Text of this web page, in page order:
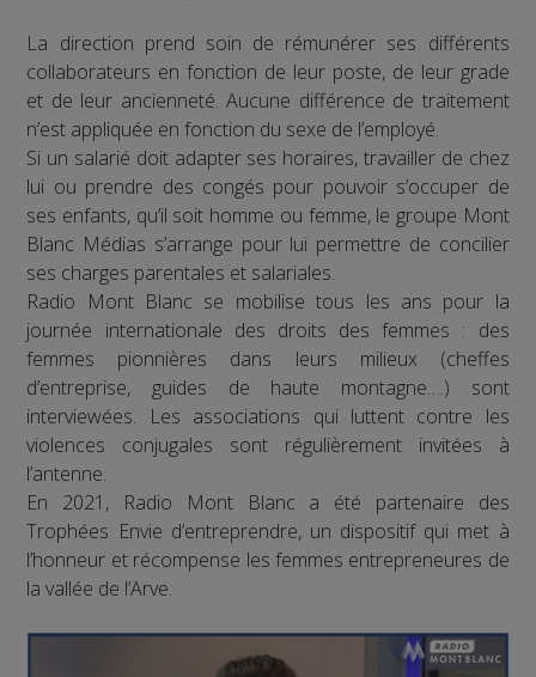
La direction prend soin de rémunérer ses différents
collaborateurs en fonction de leur poste, de leur grade
et de leur ancienneté. Aucune différence de traitement
n’est appliquée en fonction du sexe de l’employé.
Si un salarié doit adapter ses horaires, travailler de chez
lui ou prendre des congés pour pouvoir s’occuper de
ses enfants, qu’il soit homme ou femme, le groupe Mont
Blanc Médias s’arrange pour lui permettre de concilier
ses charges parentales et salariales.
Radio Mont Blanc se mobilise tous les ans pour la
journée internationale des droits des femmes : des
femmes pionnières dans leurs milieux (cheffes
d’entreprise, guides de haute montagne….) sont
interviewées. Les associations qui luttent contre les
violences conjugales sont régulièrement invitées à
l’antenne.
En 2021, Radio Mont Blanc a été partenaire des
Trophées Envie d’entreprendre, un dispositif qui met à
l’honneur et récompense les femmes entrepreneures de
la vallée de l’Arve.